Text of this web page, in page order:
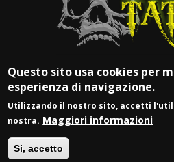
Questo sito usa cookies per
esperienza di navigazione.
Utilizzando il nostro sito, accetti
nostra. Maggiori informazioni
Si, accetto